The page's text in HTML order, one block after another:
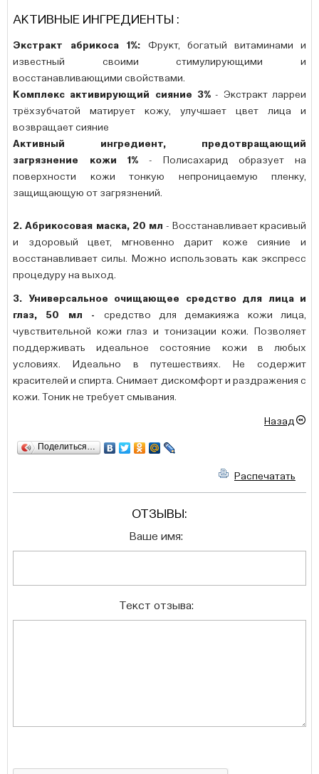
АКТИВНЫЕ ИНГРЕДИЕНТЫ :
Экстракт абрикоса 1%: Фрукт, богатый витаминами и
известный своими стимулирующими и
восстанавливающими свойствами.
Комплекс активирующий сияние 3% - Экстракт ларреи
трёхзубчатой матирует кожу, улучшает цвет лица и
возвращает сияние
Активный ингредиент, предотвращающий
загрязнение кожи 1% - Полисахарид образует на
поверхности кожи тонкую непроницаемую пленку,
защищающую от загрязнений.
2. Абрикосовая маска, 20 мл- Восстанавливает красивый
и здоровый цвет, мгновенно дарит коже сияние и
восстанавливает силы. Можно использовать как экспресс
процедуру на выход.
3. Универсальное очищающее средство для лица и
глаз, 50 мл - средство для демакияжа кожи лица,
чувствительной кожи глаз и тонизации кожи. Позволяет
поддерживать идеальное состояние кожи в любых
условиях. Идеально в путешествиях. Не содержит
красителей и спирта. Снимает дискомфорт и раздражения с
кожи. Тоник не требует смывания.
Назад
Поделиться…
Распечатать
ОТЗЫВЫ:
Ваше имя:
Текст отзыва: